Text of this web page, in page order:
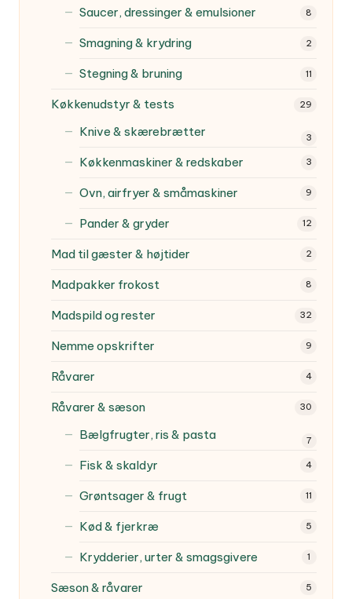
Saucer, dressinger & emulsioner 8
Smagning & krydring 2
Stegning & bruning 11
Køkkenudstyr & tests 29
Knive & skærebrætter 3
Køkkenmaskiner & redskaber 3
Ovn, airfryer & småmaskiner 9
Pander & gryder 12
Mad til gæster & højtider 2
Madpakker frokost 8
Madspild og rester 32
Nemme opskrifter 9
Råvarer 4
Råvarer & sæson 30
Bælgfrugter, ris & pasta 7
Fisk & skaldyr 4
Grøntsager & frugt 11
Kød & fjerkræ 5
Krydderier, urter & smagsgivere 1
Sæson & råvarer 5